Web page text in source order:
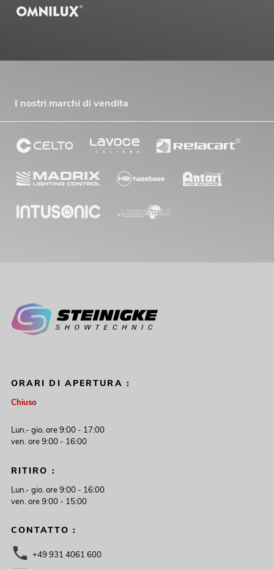
I nostri marchi di vendita
ORARI DI APERTURA :
Chiuso
Lun.- gio. ore 9:00 - 17:00
ven. ore 9:00 - 16:00
RITIRO :
Lun.- gio. ore 9:00 - 16:00
ven. ore 9:00 - 15:00
CONTATTO :
+49 931 4061 600